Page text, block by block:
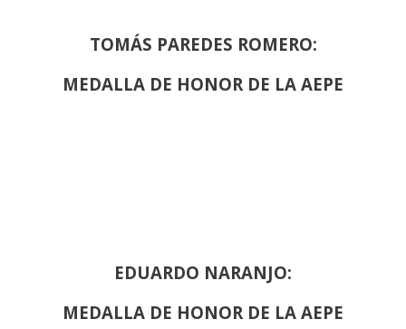
TOMÁS PAREDES ROMERO:
MEDALLA DE HONOR DE LA AEPE
EDUARDO NARANJO:
MEDALLA DE HONOR DE LA AEPE